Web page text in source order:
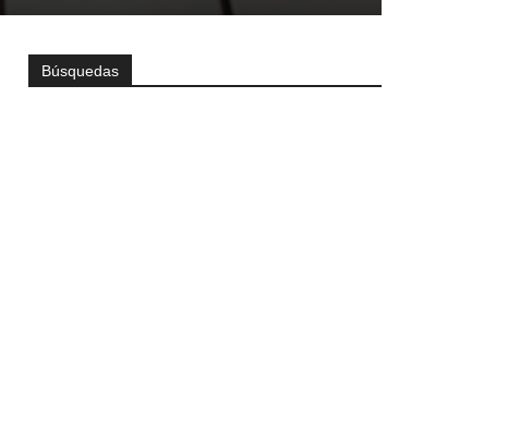
Búsquedas